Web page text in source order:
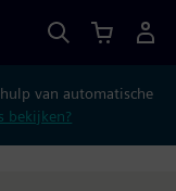
van automatische
bekijken?